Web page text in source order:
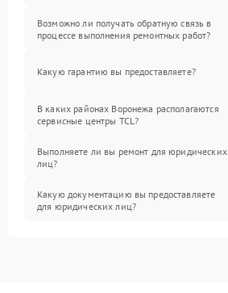
Возможно ли получать обратную связь в
процессе выполнения ремонтных работ?
Какую гарантию вы предоставляете?
В каких районах Воронежа располагаются
сервисные центры TCL?
Выполняете ли вы ремонт для юридических
лиц?
Какую документацию вы предоставляете
для юридических лиц?